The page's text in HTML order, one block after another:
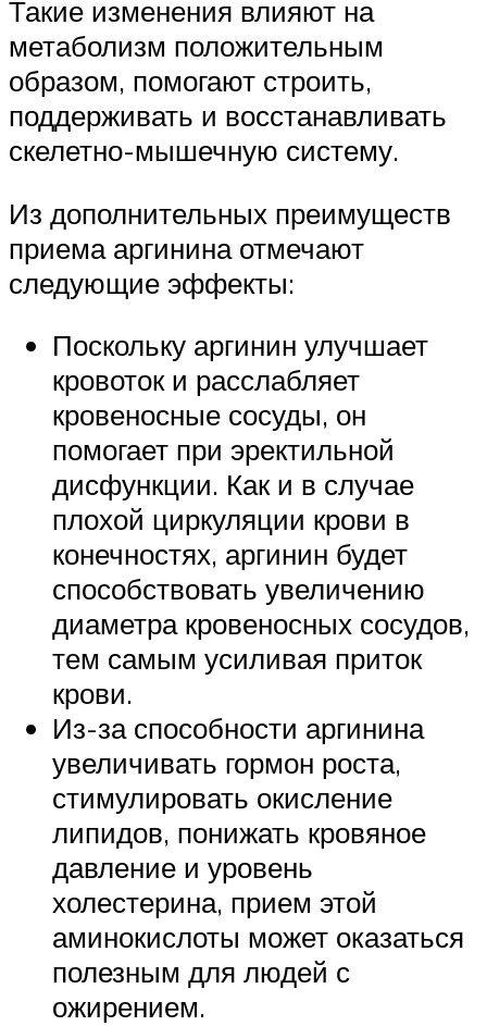
Такие изменения влияют на
метаболизм положительным
образом, помогают строить,
поддерживать и восстанавливать
скелетно-мышечную систему.
Из дополнительных преимуществ
приема аргинина отмечают
следующие эффекты:
Поскольку аргинин улучшает
кровоток и расслабляет
кровеносные сосуды, он
помогает при эректильной
дисфункции. Как и в случае
плохой циркуляции крови в
конечностях, аргинин будет
способствовать увеличению
диаметра кровеносных сосудов,
тем самым усиливая приток
крови.
Из-за способности аргинина
увеличивать гормон роста,
стимулировать окисление
липидов, понижать кровяное
давление и уровень
холестерина, прием этой
аминокислоты может оказаться
полезным для людей с
ожирением.